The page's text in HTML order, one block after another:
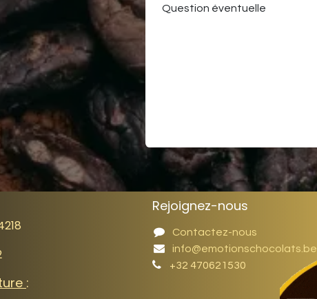
Question éventuelle
:
Rejoignez-nous
Contactez-nous
info@emotionschocolats.be
+32 470621530